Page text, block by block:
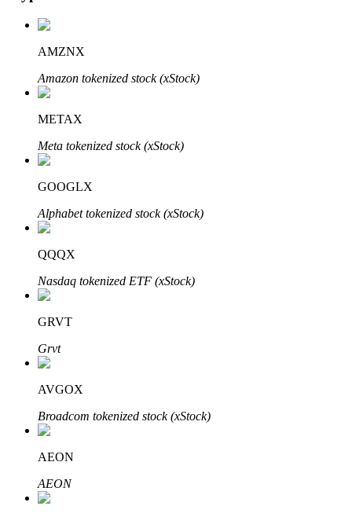
Automatyczna inwestycja
Zdobądź długoterminowy zysk i elastyczne zainteresowania
Naucz się stakingu
Dowiedz się, jak uzyskać dochód pasywny
Bitrue
Bitruści Partnerzy
AMZNX
Amazon tokenized stock (xStock)
METAX
Meta tokenized stock (xStock)
GOOGLX
Alphabet tokenized stock (xStock)
QQQX
Nasdaq tokenized ETF (xStock)
GRVT
Grvt
AVGOX
Broadcom tokenized stock (xStock)
AEON
AEON